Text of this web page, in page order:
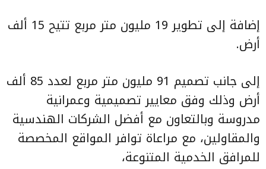
إضافة إلى تطوير 19 مليون متر مربع تتيح 15 ألف
أرض.
إلى جانب تصميم 91 مليون متر مربع لعدد 85 ألف
أرض وذلك وفق معايير تصميمية وعمرانية
مدروسة وبالتعاون مع أفضل الشركات الهندسية
والمقاولين، مع مراعاة توافر المواقع المخصصة
للمرافق الخدمية المتنوعة،